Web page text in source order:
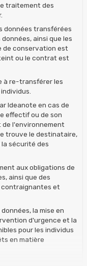
traitement des
données transférées
ainsi que les
de conservation est
ou le contrat est
à re-transférer les
Ideanote en cas de
effectif ou de son
l'environnement
trouve le destinataire,
sécurité des
aux obligations de
ainsi que des
contraignantes et
la mise en
d'urgence et la
pour les individus
en matière